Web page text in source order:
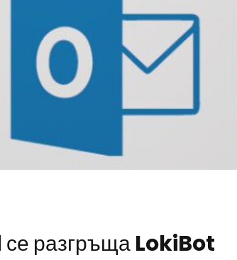
разгръща LokiBot